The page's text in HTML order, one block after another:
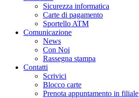
Sicurezza informatica
Carte di pagamento
Sportello ATM
Comunicazione
News
Con Noi
Rassegna stampa
Contatti
Scrivici
Blocco carte
Prenota appuntamento in filiale